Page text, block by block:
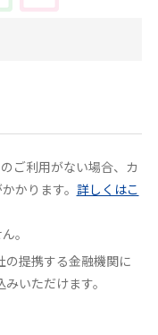
ご利用がない場合、カ
かります。
詳しくはこ
。
の提携する金融機関に
いただけます。